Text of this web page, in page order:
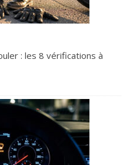
: les 8 vérifications à